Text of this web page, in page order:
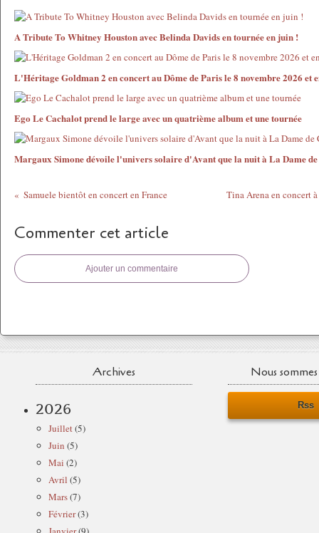
A Tribute To Whitney Houston avec Belinda Davids en tournée en juin !
L'Héritage Goldman 2 en concert au Dôme de Paris le 8 novembre 2026 et
Ego Le Cachalot prend le large avec un quatrième album et une tournée
Margaux Simone dévoile l'univers solaire d'Avant que la nuit à La Dame de
Samuele bientôt en concert en France Tina Arena en concert
Commenter cet article
Ajouter un commentaire
Archives
2026
Juillet(5)
Juin (5)
Mai (2)
Avril (5)
Mars(7)
Février(3)
Nous
Rss